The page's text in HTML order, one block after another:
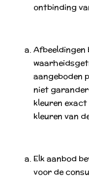
ontbinding
Afbeeldingen
aangeboden
niet
kleuren exact
kleuren van
Elk aanbod
voor de